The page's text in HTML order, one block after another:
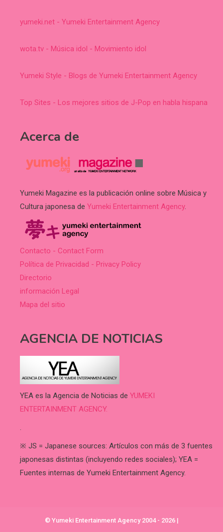
yumeki.net - Yumeki Entertainment Agency
wota.tv - Música idol - Movimiento idol
Yumeki Style - Blogs de Yumeki Entertainment Agency
Top Sites - Los mejores sitios de J-Pop en habla hispana
Acerca de
Yumeki Magazine es la publicación online sobre Música y
Cultura japonesa de Yumeki Entertainment Agency.
Contacto - Contact Form
Política de Privacidad - Privacy Policy
Directorio
información Legal
Mapa del sitio
AGENCIA DE NOTICIAS
YEA es la Agencia de Noticias de YUMEKI
ENTERTAINMENT AGENCY.
.
※ JS = Japanese sources: Artículos con más de 3 fuentes
japonesas distintas (incluyendo redes sociales); YEA =
Fuentes internas de Yumeki Entertainment Agency.
© Yumeki Entertainment Agency 2004 - 2026 |